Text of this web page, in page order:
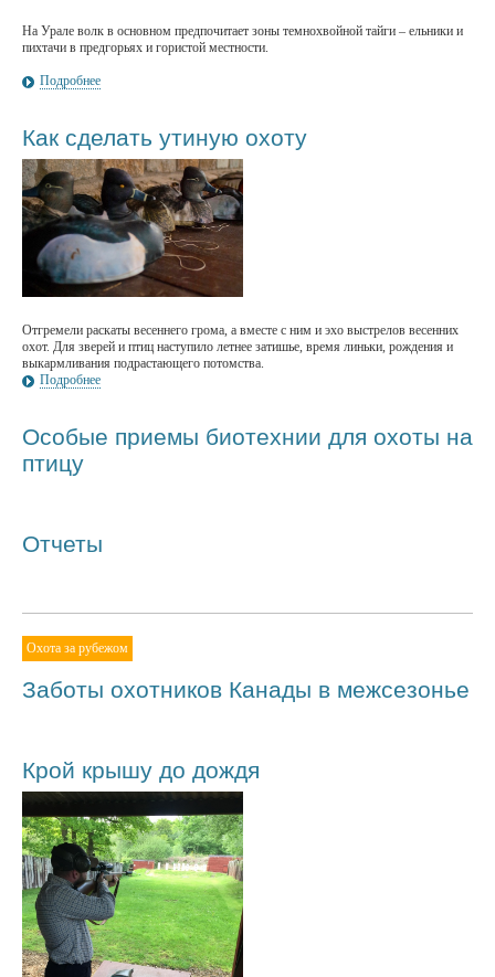
На Урале волк в основном предпочитает зоны темнохвойной тайги – ельники и
пихтачи в предгорьях и гористой местности.
Подробнее
Как сделать утиную охоту
Отгремели раскаты весеннего грома, а вместе с ним и эхо выстрелов весенних
охот. Для зверей и птиц наступило летнее затишье, время линьки, рождения и
выкармливания подрастающего потомства.
Подробнее
Особые приемы биотехнии для охоты на
птицу
Отчеты
Охота за рубежом
Заботы охотников Канады в межсезонье
Крой крышу до дождя